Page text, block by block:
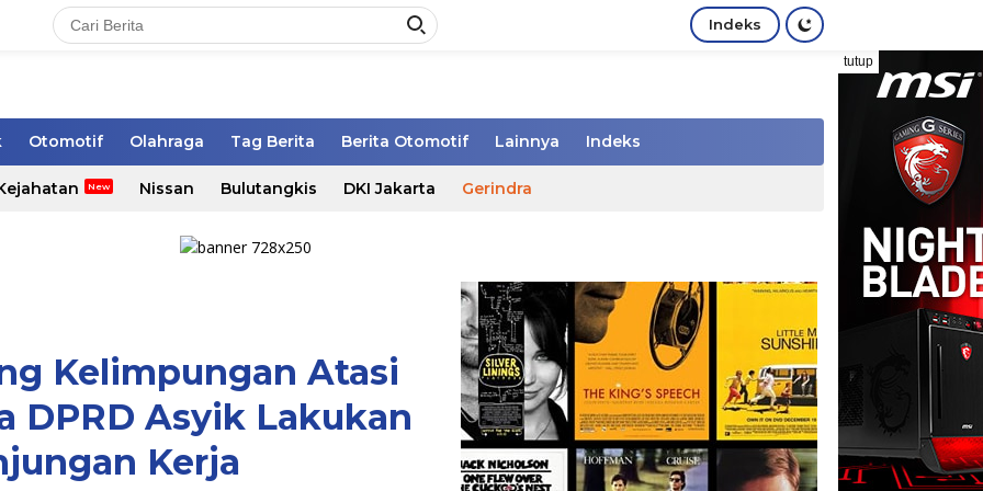
Indeks
tutup
Otomotif Olahraga Tag Berita Berita Otomotif Lainnya Indeks
Nissan Bulutangkis DKI Jakarta Gerindra
Kelimpungan Atasi
DPRD Asyik Lakukan
Kerja